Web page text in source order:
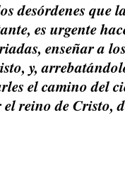
desórdenes que
es urgente
enseñar a
y,
el camino del
reino de Cristo,